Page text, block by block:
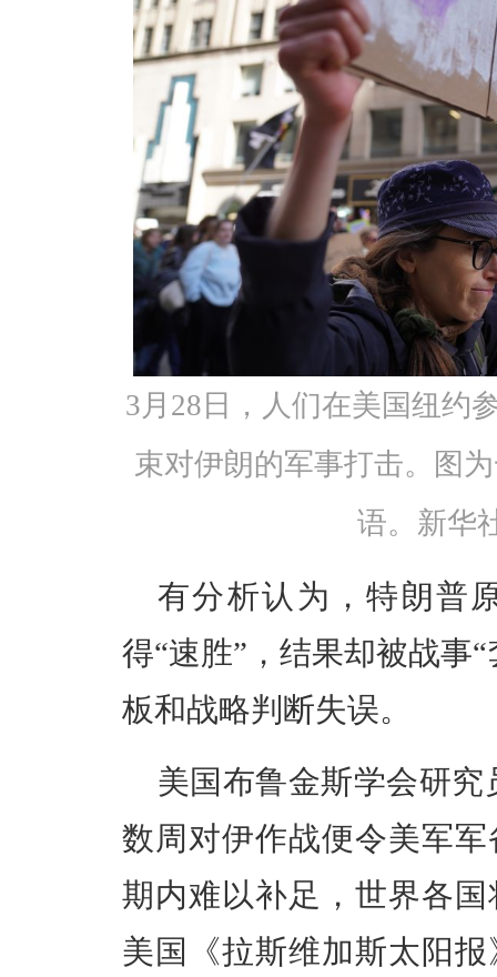
3月28日，人们在美国纽约
束对伊朗的军事打击。图
语。新华
有分析认为，特朗普
得“速胜”，结果却被战事
板和战略判断失误。
美国布鲁金斯学会研究
数周对伊作战便令美军
期内难以补足，世界各
美国《拉斯维加斯太阳